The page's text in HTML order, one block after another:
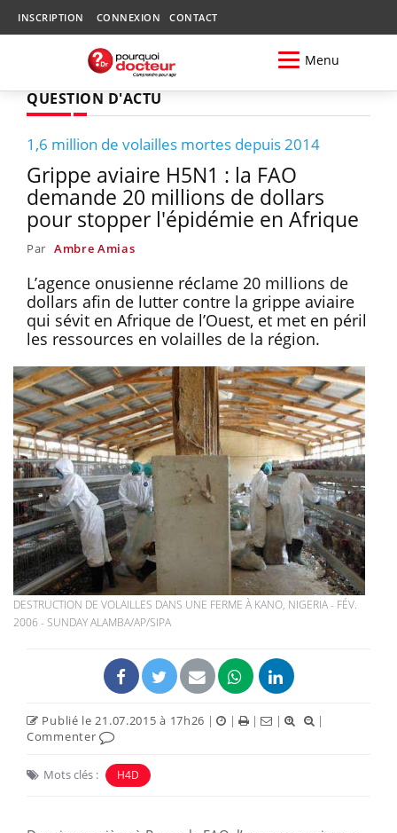
INSCRIPTION CONNEXION CONTACT
Menu
QUESTION D'ACTU
1,6 million de volailles mortes depuis 2014
Grippe aviaire H5N1 : la FAO
demande 20 millions de dollars
pour stopper l'épidémie en Afrique
Par Ambre Amias
L’agence onusienne réclame 20 millions de
dollars afin de lutter contre la grippe aviaire
qui sévit en Afrique de l’Ouest, et met en péril
les ressources en volailles de la région.
DESTRUCTION DE VOLAILLES DANS UNE FERME À KANO, NIGERIA - FÉV.
2006 - SUNDAY ALAMBA/AP/SIPA
Publié le 21.07.2015 à 17h26 | | | |
|
Commenter
Mots clés : H4D